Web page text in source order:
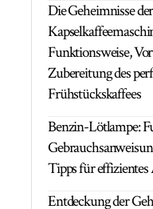
Die Geheimnisse der
Funktionsweise,
Zubereitung des
Frühstückskaffees
Benzin-Lötlampe:
Tipps für
Entdeckung der